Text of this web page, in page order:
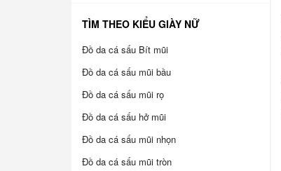
TÌM THEO KIỂU GIÀY NỮ
Đồ da cá sấu Bít mũi
Đồ da cá sấu mũi bầu
Đồ da cá sấu mũi rọ
Đồ da cá sấu hở mũi
Đồ da cá sấu mũi nhọn
Đồ da cá sấu mũi tròn